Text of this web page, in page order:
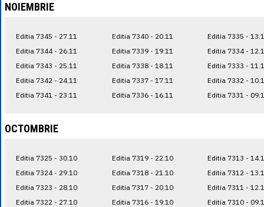
NOIEMBRIE
Editia 7345 - 27.11
Editia 7344 - 26.11
Editia 7343 - 25.11
Editia 7342 - 24.11
Editia 7341 - 23.11
Editia 7340 - 20.11
Editia 7339 - 19.11
Editia 7338 - 18.11
Editia 7337 - 17.11
Editia 7336 - 16.11
Editia 7335 -
Editia 7334 -
Editia 7333 -
Editia 7332 -
Editia 7331 -
OCTOMBRIE
Editia 7325 - 30.10
Editia 7324 - 29.10
Editia 7323 - 28.10
Editia 7322 - 27.10
Editia 7319 - 22.10
Editia 7318 - 21.10
Editia 7317 - 20.10
Editia 7316 - 19.10
Editia 7313 -
Editia 7312 -
Editia 7311 -
Editia 7310 -